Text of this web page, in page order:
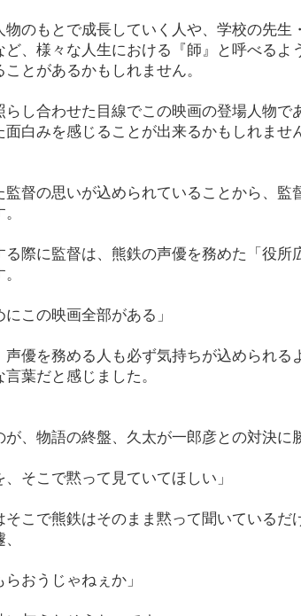
のもとで成長していく人や、学校の先生
ど、様々な人生における『師』と呼べるよ
とがあるかもしれません。
し合わせた目線でこの映画の登場人物で
白みを感じることが出来るかもしれませ
督の思いが込められていることから、監
際に監督は、熊鉄の声優を務めた「役所
にこの映画全部がある」
優を務める人も必ず気持ちが込められる
葉だと感じました。
、物語の終盤、久太が一郎彦との対決に
、そこで黙って見ていてほしい」
そこで熊鉄はそのまま黙って聞いている
おうじゃねぇか」